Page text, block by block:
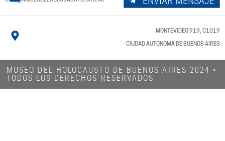
MONTEVIDEO 919, C1019
- CIUDAD AUTÓNOMA DE BUENOS AIRES
MUSEO DEL HOLOCAUSTO DE BUENOS AIRES 2024​ •
TODOS LOS DERECHOS RESERVADOS